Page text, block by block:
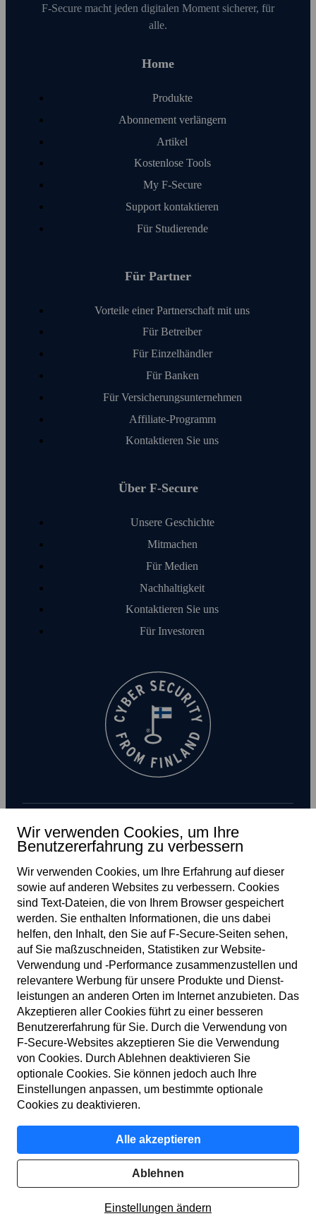
F‑Secure macht jeden digitalen Moment sicherer, für
alle.
Home
Produkte
Abonnement verlängern
Artikel
Kosten­lose Tools
My F‑Secure
Support kontaktieren
Für Studierende
Für Partner
Vorteile einer Partnerschaft mit uns
Für Betreiber
Für Einzelhändler
Für Banken
Für Versicherungs­unter­nehmen
Affiliate-Programm
Kontaktieren Sie uns
Über F‑Secure
Unsere Geschichte
Mitmachen
Für Medien
Nachhaltigkeit
Kontaktieren Sie uns
Für Investoren
Newsletter abonnieren
DE
Nutzungs­bedingungen
Daten­schutz­richtlinie
Cookies
Barriere­freiheit
Impressum
Wir verwenden Cookies, um Ihre
Benutzererfahrung zu verbessern
Wir verwenden Cookies, um Ihre Erfahrung auf dieser
sowie auf anderen Web­sites zu verbessern. Cookies
sind Text-Dateien, die von Ihrem Browser gespeichert
werden. Sie enthalten Informationen, die uns dabei
helfen, den Inhalt, den Sie auf F‑Secure-Seiten sehen,
auf Sie maßzuschneiden, Statistiken zur Web­site-
Verwendung und ‑Performance zusammen­zustellen und
relevantere Werbung für unsere Produkte und Dienst­
leistungen an anderen Orten im Internet anzubieten. Das
Akzeptieren aller Cookies führt zu einer besseren
Benutzer­erfahrung für Sie. Durch die Verwendung von
F‑Secure-Web­sites akzeptieren Sie die Verwendung
von Cookies. Durch Ablehnen deaktivieren Sie
optionale Cookies. Sie können jedoch auch Ihre
Einstellungen anpassen, um bestimmte optionale
Cookies zu deaktivieren.
Alle akzeptieren
Ablehnen
Einstellungen ändern